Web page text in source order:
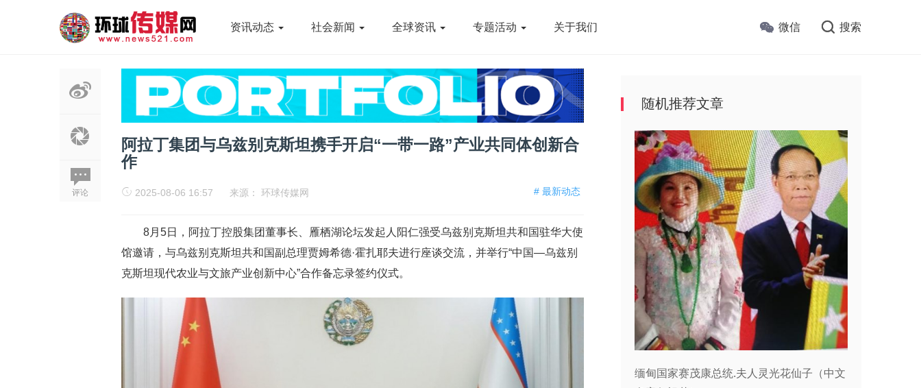
资讯动态 社会新闻 全球资讯 专题活动 关于我们 微信 搜索
评论
阿拉丁集团与乌兹别克斯坦携手开启“一带一路”产业共同体创新合
作
# 最新动态
2025-08-06 16:57 来源： 环球传媒网
8月5日，阿拉丁控股集团董事长、雁栖湖论坛发起人阳仁强受乌兹别克斯坦共和国驻华大使
馆邀请，与乌兹别克斯坦共和国副总理贾姆希德·霍扎耶夫进行座谈交流，并举行“中国—乌兹别
克斯坦现代农业与文旅产业创新中心”合作备忘录签约仪式。
随机推荐文章
缅甸国家赛茂康总统.夫人灵光花仙子（中文